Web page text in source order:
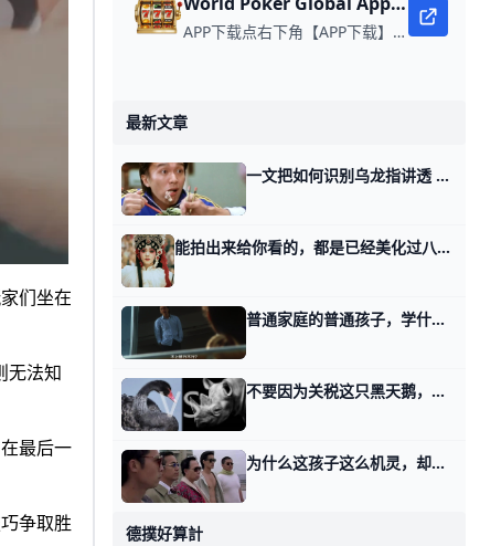
们坐在
无法知
最后一
争取胜
APP下载点右下角【APP下载】联系客服 每日更新可用链接 在线玩扑克，赢取真钱。
最新文章
一文把如何识别乌龙指讲透 按说今天的话题很无聊，很多有投资经验的读者，看了可能会直摇头。 觉得这有啥好讲的，简直就像当众解释什么是水，什么是游泳一样魔幻。 但我还是希望诸
能拍出来给你看的，都是已经美化过八轮的 我曾经剧评过的主角，大结局了。 有个读者都留言说，太惨了，对60后的滤镜，碎了一地。 本以为60后是黄金一代，没想到黄金周期下，也有这么多被时代
普通家庭的普通孩子，学什么能找到好工作？ 那天我聊普通的房子与普通人，有读者问我，普通的家庭与普通的孩子。 很有趣，看似不相干，好像沾点边。 这种问题，你以为很复杂，实则很简单，你就想一
不要因为关税这只黑天鹅，就看不见巨变这头灰犀牛 昨天有几个读者问我，你讲的是一个时代终结了，我们该何以自处，落脚点都是微观，都是我们该怎么办。 他们想要多听听宏观，听我聊聊这个谢幕的时代本身
为什么这孩子这么机灵，却没啥出息呢？ 那天写谋生话题时，有个家长读者留言问了我这么一件事儿。 她觉得她孩子挺机灵的呀，尽管打小就学习成绩不好，但是游戏玩挺好。 她试着去玩那些游戏，发
德撲好算計